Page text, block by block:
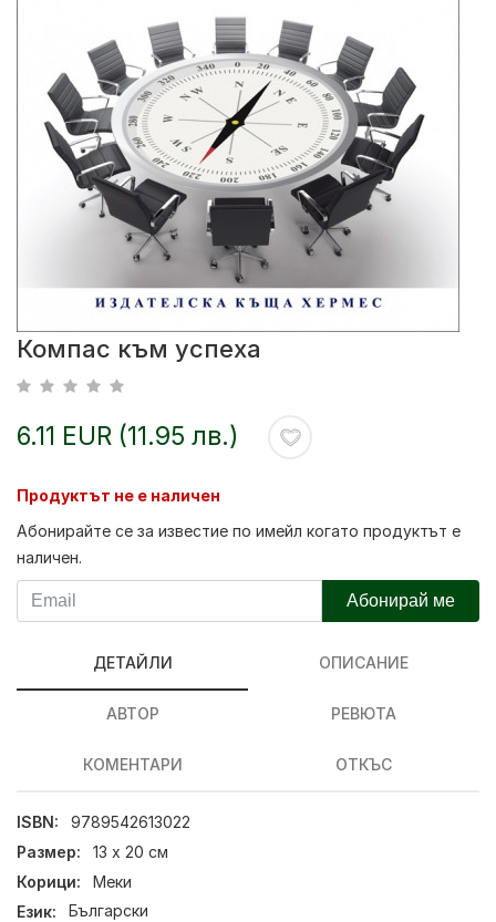
Компас към успеха
6.11 EUR (11.95 лв.)
Продуктът не е наличен
Абонирайте се за известие по имейл когато продуктът е
наличен.
Абонирай ме
ДЕТАЙЛИ ОПИСАНИЕ
АВТОР РЕВЮТА
КОМЕНТАРИ ОТКЪС
ISBN:
9789542613022
Размер:
13 х 20 см
Корици:
Меки
Език:
Български